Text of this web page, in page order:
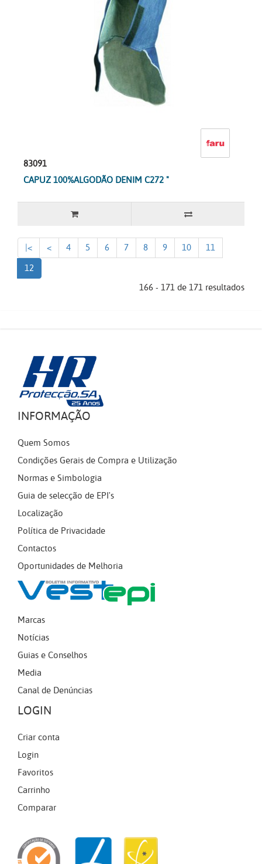
83091
CAPUZ 100%ALGODÃO DENIM C272 "
|< < 4 5 6 7 8 9 10
11
12
166 - 171 de 171 resultados
INFORMAÇÃO
Quem Somos
Condições Gerais de Compra e Utilização
Normas e Simbologia
Guia de selecção de EPI's
Localização
Política de Privacidade
Contactos
Oportunidades de Melhoria
Marcas
Notícias
Guias e Conselhos
Media
Canal de Denúncias
LOGIN
Criar conta
Login
Favoritos
Carrinho
Comparar